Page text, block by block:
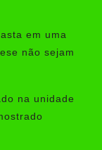
em uma
não sejam
na unidade